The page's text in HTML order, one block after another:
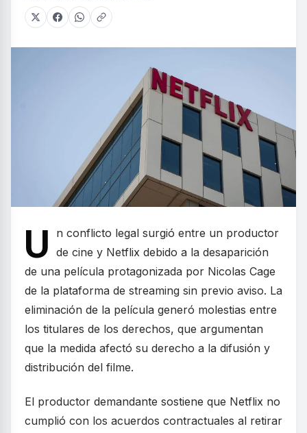
U
n conflicto legal surgió entre un productor
de cine y Netflix debido a la desaparición
de una película protagonizada por Nicolas Cage
de la plataforma de streaming sin previo aviso. La
eliminación de la película generó molestias entre
los titulares de los derechos, que argumentan
que la medida afectó su derecho a la difusión y
distribución del filme.
El productor demandante sostiene que Netflix no
cumplió con los acuerdos contractuales al retirar